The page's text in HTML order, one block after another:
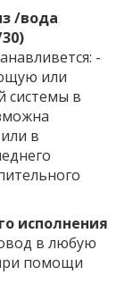
/вода
-
или
системы в
в
исполнения
в любую
помощи